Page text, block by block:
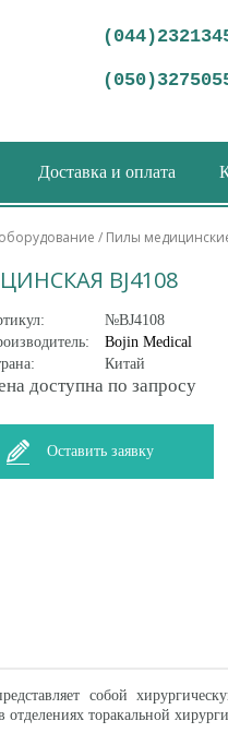
Доставка и оплата
/ Пилы
BJ4108
№BJ4108
Bojin Medical
Китай
доступна по запросу
Оставить заявку
собой
торакальной